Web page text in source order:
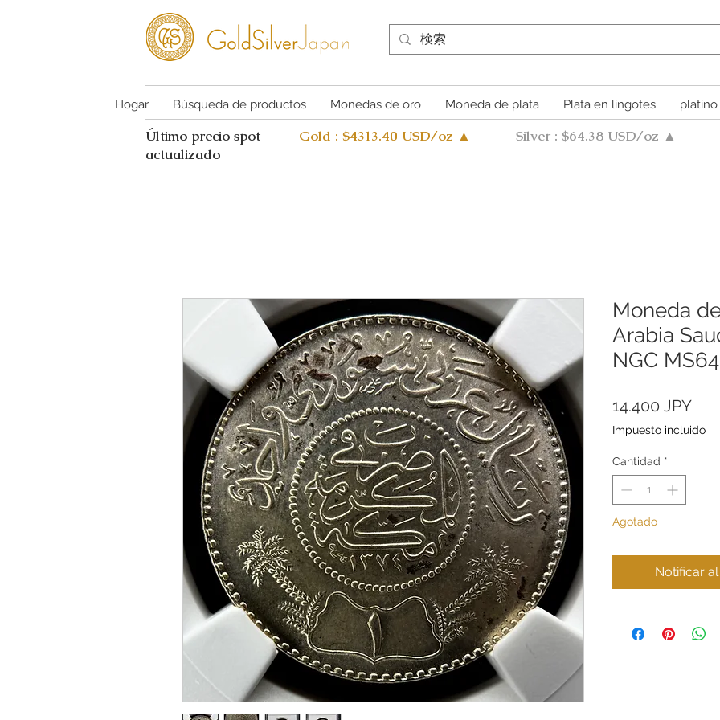
Hogar Búsqueda de productos Monedas de oro Moneda de plata Plata en lingotes platino
Último precio spot
actualizado
Gold : $4313.40 USD/oz ▲ Silver : $64.38 USD/oz ▲
Moneda
Arabia
NGC MS64
14.400 JPY
Impuesto incluido
Cantidad *
Agotado
Notificar